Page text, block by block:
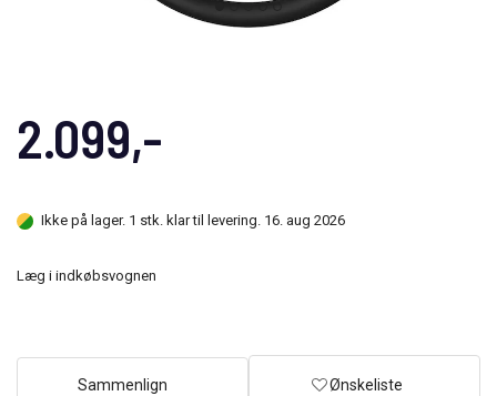
2.099,-
Ikke på lager. 1 stk. klar til levering. 16. aug 2026
Læg i indkøbsvognen
Sammenlign Ønskeliste